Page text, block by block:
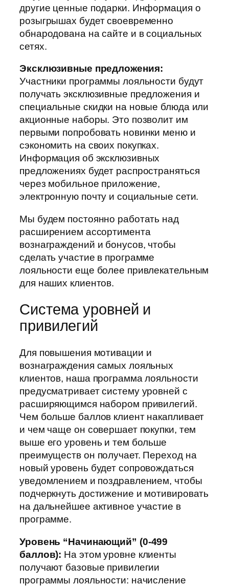
другие ценные подарки. Информация о
розыгрышах будет своевременно
обнародована на сайте и в социальных
сетях.
Эксклюзивные предложения:
Участники программы лояльности будут
получать эксклюзивные предложения и
специальные скидки на новые блюда или
акционные наборы. Это позволит им
первыми попробовать новинки меню и
сэкономить на своих покупках.
Информация об эксклюзивных
предложениях будет распространяться
через мобильное приложение,
электронную почту и социальные сети.
Мы будем постоянно работать над
расширением ассортимента
вознаграждений и бонусов, чтобы
сделать участие в программе
лояльности еще более привлекательным
для наших клиентов.
Система уровней и
привилегий
Для повышения мотивации и
вознаграждения самых лояльных
клиентов, наша программа лояльности
предусматривает систему уровней с
расширяющимся набором привилегий.
Чем больше баллов клиент накапливает
и чем чаще он совершает покупки, тем
выше его уровень и тем больше
преимуществ он получает. Переход на
новый уровень будет сопровождаться
уведомлением и поздравлением, чтобы
подчеркнуть достижение и мотивировать
на дальнейшее активное участие в
программе.
Уровень “Начинающий” (0-499
баллов): На этом уровне клиенты
получают базовые привилегии
программы лояльности: начисление